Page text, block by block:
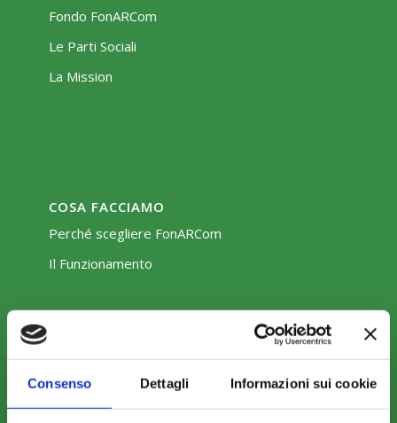
Consenso Dettagli Informazioni sui cookie
Fondo FonARCom
Le Parti Sociali
La Mission
COSA FACCIAMO
Perché scegliere FonARCom
Il Funzionamento